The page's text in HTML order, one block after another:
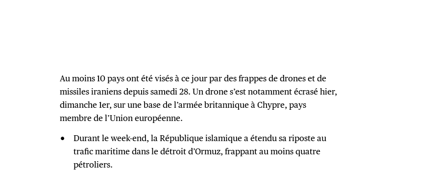
Au moins 10 pays ont été visés à ce jour par des frappes de drones et de
missiles iraniens depuis samedi 28. Un drone s’est notamment écrasé hier,
dimanche 1er, sur une base de l’armée britannique à Chypre, pays
membre de l’Union européenne.
Durant le week-end, la République islamique a étendu sa riposte au
trafic maritime dans le détroit d’Ormuz, frappant au moins quatre
pétroliers.